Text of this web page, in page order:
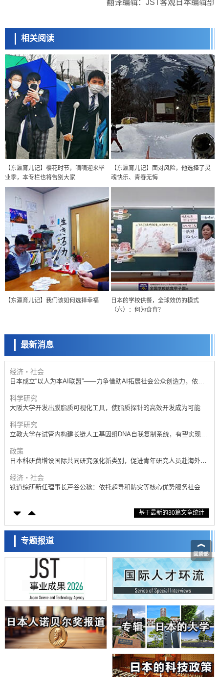
翻译编辑：JST客观日本编辑部
相关阅读
【东瀛育儿记】樱花时节，嘀嘀迎来毕
业季，本专栏也将告别大家
【东瀛育儿记】面对风险，他选择了灵
魂快乐、青春无悔
【东瀛育儿记】我们该如何选择幸福
日本的学校供餐，全球效仿的模式
（六）：何为食育？
最新消息
政策
日本科研费增设国际共同研究强化新类别，促进青年研究人员赴海外开
展研究
科学研究
京都大学高效生成光的构成单元“光子”，可应用于量子计算机
经济・社会
日本成立“以人为本AI联盟”——力争借助AI拓展社会公众创造力，依托
产学合作推进研发
科学研究
大阪大学开发出膜脂质可视化工具，使脂质探针的高效开发成为可能
科学研究
立教大学在试管内构建长链人工基因组DNA自我复制系统，有望实现携
政策
日本科研费增设国际共同研究强化新类别，促进青年研究人员赴海外开
经济・社会
铁道综研新任理事长芦谷公稔：依托超导和防灾等核心优势服务社会
科学研究
东京大学通过叶绿体基因组编辑技术强化碳固定酶，成功提高光合作用
藤田医科大学等成功鉴定出非结核分枝杆菌生存的必需基因，首次揭示
经济・社会
【AI法下篇】如何应对AI的不可控性——中央大学平野晋教授专访
科学研究
日本学术会议：为保持土壤健康应采取哪些措施？探讨土壤保护与强化
的具体对策
科学研究
大阪大学开发基于水氢键网络的温度预测新方法，AI从分子排列信息中
高精度解读
经济・社会
【AI法上篇】如何对“将人生交给AI”保持危机感——中央大学平野晋教
授专访
科学研究
庆应义塾大学阐明脑内“游击手”小胶质细胞包裹保护受损神经细胞的机
制，有望用于开发阿尔茨海默病等疾病疗法
日本东北大学与横滨橡胶全球首次从纳米尺度揭示橡胶—黄铜粘接界面
基于最新的30篇文章统计
专题报道
日本科学未来馆 科学交
流员